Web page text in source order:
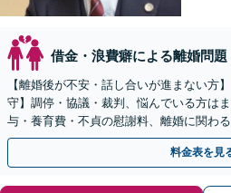
借金・浪費癖による離婚問題
【離婚後が不安・話し合いが進まない方
守】調停・協議・裁判、悩んでいる方は
与・養育費・不貞の慰謝料、離婚に関わ
【地下鉄大通駅から直結ビル】【子連れ
料金表を見